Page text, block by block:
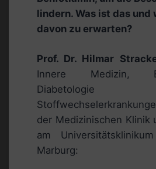
lindern. Was ist das und
davon zu erwarten?
Prof. Dr. Hilmar
Innere Medizin,
der Medizinischen Klinik
am
Marburg: